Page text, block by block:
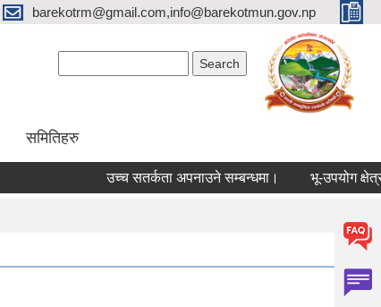
barekotrm@gmail.com,info@barekotmun.gov.np
समितिहरु
उच्च सतर्कता अपनाउने सम्बन्धमा। भू-उपयोग क्षेत्र